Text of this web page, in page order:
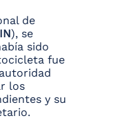
de
), se
sido
fue
los
y su